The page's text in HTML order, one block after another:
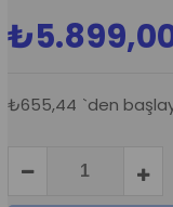
₺655,44 `den